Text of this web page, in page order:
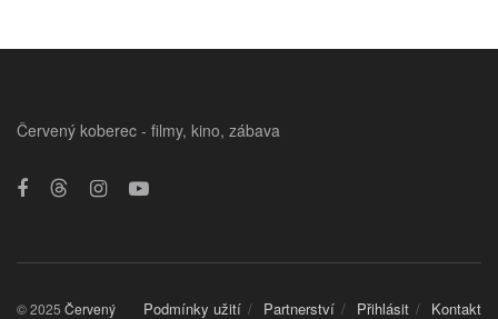
Červený koberec - filmy, kino, zábava
Podmínky užití Partnerství Přihlásit Kontakt
© 2025 Červený